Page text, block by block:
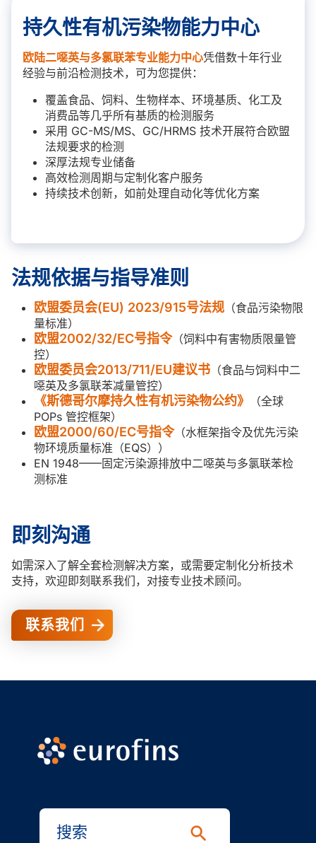
持久性有机污染物能力中心
欧陆二噁英与多氯联苯专业能力中心凭借数十年行业
经验与前沿检测技术，可为您提供：
覆盖食品、饲料、生物样本、环境基质、化工及
消费品等几乎所有基质的检测服务
采用 GC-MS/MS、GC/HRMS 技术开展符合欧盟
法规要求的检测
深厚法规专业储备
高效检测周期与定制化客户服务
持续技术创新，如前处理自动化等优化方案
法规依据与指导准则
欧盟委员会(EU) 2023/915号法规 （食品污染物限
量标准）
欧盟2002/32/EC号指令（饲料中有害物质限量管
控）
欧盟委员会2013/711/EU建议书 （食品与饲料中二
噁英及多氯联苯减量管控）
《斯德哥尔摩持久性有机污染物公约》
（全球
POPs 管控框架）
欧盟2000/60/EC号指令（水框架指令及优先污染
物环境质量标准（EQS））
EN 1948——固定污染源排放中二噁英与多氯联苯检
测标准
即刻沟通
如需深入了解全套检测解决方案，或需要定制化分析技术
支持，欢迎即刻联系我们，对接专业技术顾问。
联系我们